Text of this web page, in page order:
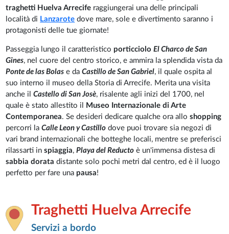
traghetti Huelva Arrecife raggiungerai una delle principali
località di Lanzarote dove mare, sole e divertimento saranno i
protagonisti delle tue giornate!
Passeggia lungo il caratteristico porticcioloEl Charco de San
Gines, nel cuore del centro storico, e ammira la splendida vista da
Ponte de las Bolas e daCastillo de San Gabriel, il quale ospita al
suo interno il museo della Storia di Arrecife. Merita una visita
anche ilCastello di San Josè, risalente agli inizi del 1700, nel
quale è stato allestito il
Museo Internazionale di Arte
Contemporanea. Se desideri dedicare qualche ora alloshopping
percorri laCalle Leon y Castillo dove puoi trovare sia negozi di
vari brand internazionali che botteghe locali, mentre se preferisci
rilassarti inspiaggia,Playa del Reducto è un'immensa distesa di
sabbia dorata distante solo pochi metri dal centro, ed è il luogo
perfetto per fare una pausa!
Traghetti Huelva Arrecife
Servizi a bordo